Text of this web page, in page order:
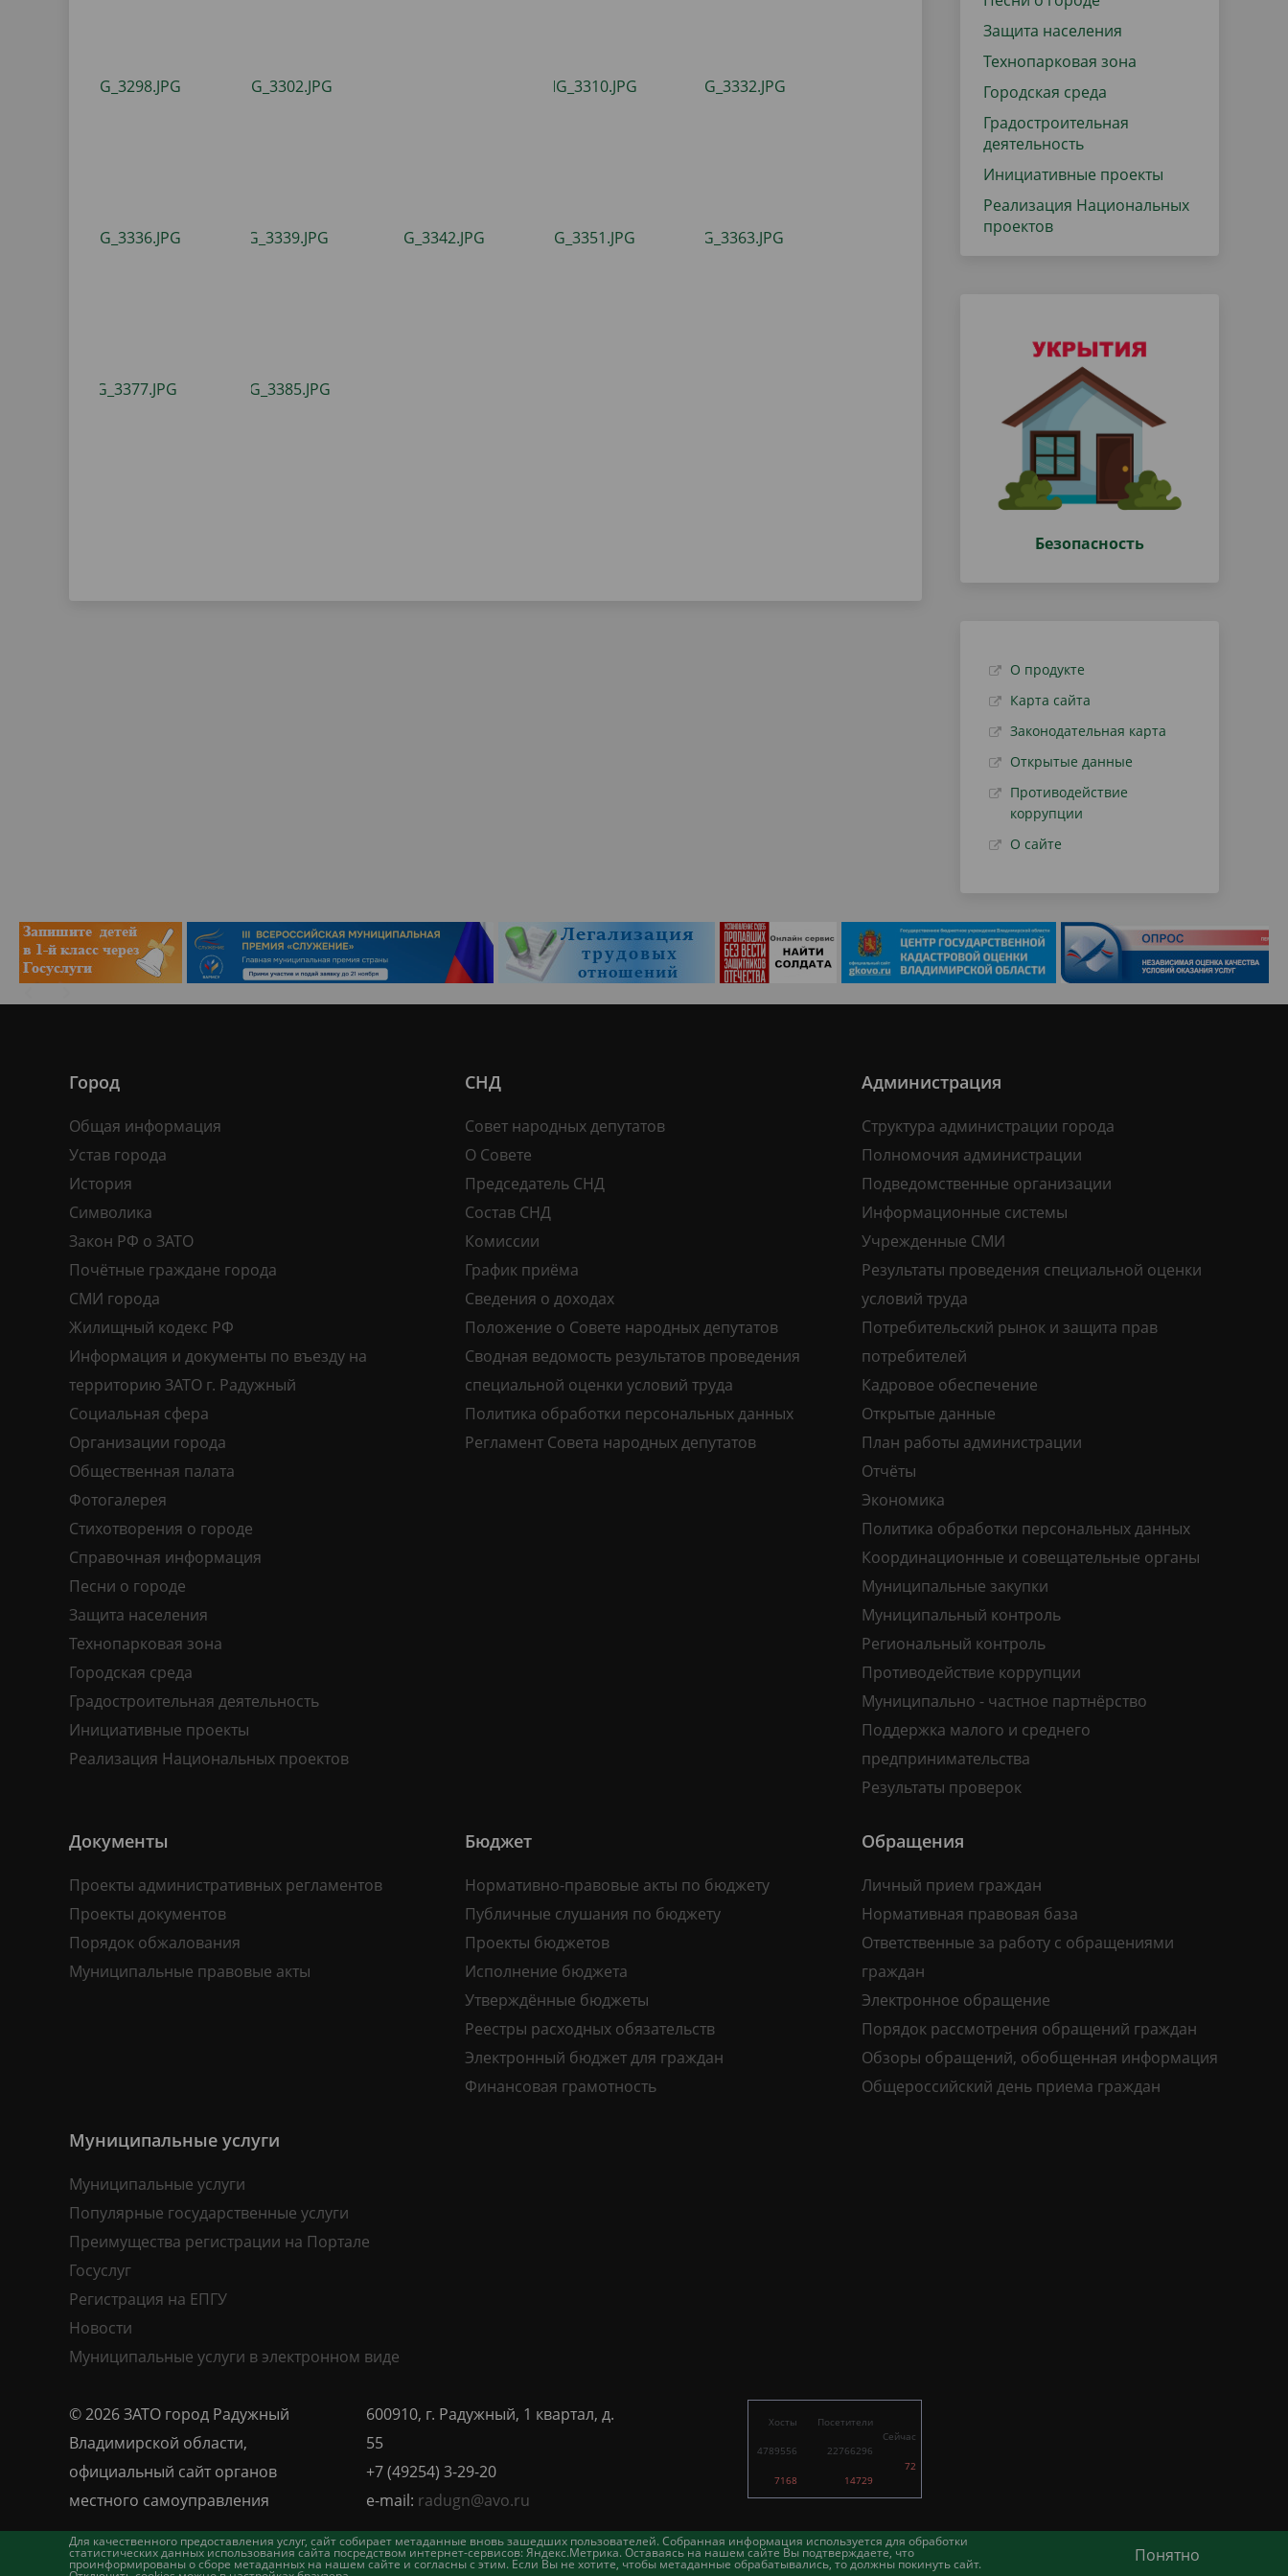
Защита населения
Технопарковая зона
Городская среда
Градостроительная
деятельность
Инициативные проекты
Реализация Национальных
проектов
Безопасность
О продукте
Карта сайта
Законодательная карта
Открытые данные
Противодействие
коррупции
О сайте
Для качественного предоставления услуг, сайт собирает метаданные вновь зашедших пользователей. Собранная информация используется для обработки
статистических данных использования сайта посредством интернет-сервисов: Яндекс.Метрика. Оставаясь на нашем сайте Вы подтверждаете, что
проинформированы о сборе метаданных на нашем сайте и согласны с этим. Если Вы не хотите, чтобы метаданные обрабатывались, то должны покинуть сайт. Понятно
Город
Общая информация
Устав города
История
Символика
Закон РФ о ЗАТО
Почётные граждане города
СМИ города
Жилищный кодекс РФ
Информация и документы по въезду на
территорию ЗАТО г. Радужный
Социальная сфера
Организации города
Общественная палата
Фотогалерея
Стихотворения о городе
Справочная информация
Песни о городе
Защита населения
Технопарковая зона
Городская среда
Градостроительная деятельность
Инициативные проекты
Реализация Национальных проектов
СНД
Совет народных депутатов
О Совете
Председатель СНД
Состав СНД
Комиссии
График приёма
Сведения о доходах
Положение о Совете народных депутатов
Сводная ведомость результатов проведения
специальной оценки условий труда
Политика обработки персональных данных
Регламент Совета народных депутатов
Администрация
Структура администрации города
Полномочия администрации
Подведомственные организации
Информационные системы
Учрежденные СМИ
Результаты проведения специальной оценки
условий труда
Потребительский рынок и защита прав
потребителей
Кадровое обеспечение
Открытые данные
План работы администрации
Отчёты
Экономика
Политика обработки персональных данных
Координационные и совещательные органы
Муниципальные закупки
Муниципальный контроль
Региональный контроль
Противодействие коррупции
Муниципально - частное партнёрство
Поддержка малого и среднего
предпринимательства
Результаты проверок
Документы
Проекты административных регламентов
Проекты документов
Порядок обжалования
Муниципальные правовые акты
Бюджет
Нормативно-правовые акты по бюджету
Публичные слушания по бюджету
Проекты бюджетов
Исполнение бюджета
Утверждённые бюджеты
Реестры расходных обязательств
Электронный бюджет для граждан
Финансовая грамотность
Обращения
Личный прием граждан
Нормативная правовая база
Ответственные за работу с обращениями
граждан
Электронное обращение
Порядок рассмотрения обращений граждан
Обзоры обращений, обобщенная информация
Общероссийский день приема граждан
Муниципальные услуги
Муниципальные услуги
Популярные государственные услуги
Преимущества регистрации на Портале
Госуслуг
Регистрация на ЕПГУ
Новости
Муниципальные услуги в электронном виде
© 2026 ЗАТО город Радужный
Владимирской области,
официальный сайт органов
местного самоуправления
600910, г. Радужный, 1 квартал, д.
55
+7 (49254) 3-29-20
e-mail: radugn@avo.ru
Хосты
4789556
7168
Посетители
22766296
14729
Сейчас
72